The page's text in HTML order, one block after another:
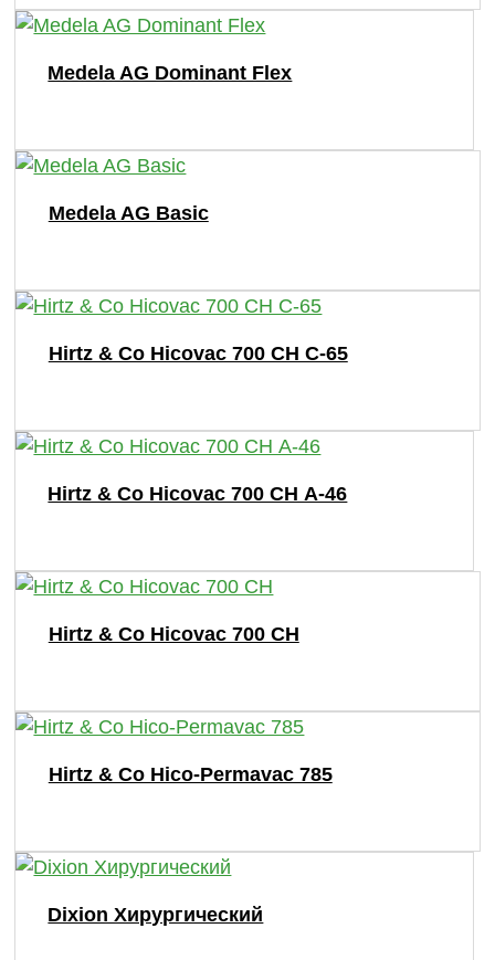
Medela AG Dominant Flex
Medela AG Basic
Hirtz & Co Hicovac 700 СН C-65
Hirtz & Co Hicovac 700 СН A-46
Hirtz & Co Hicovac 700 СН
Hirtz & Co Hico-Permavac 785
Dixion Хирургический